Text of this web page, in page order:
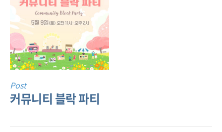
Post
커뮤니티 블락 파티